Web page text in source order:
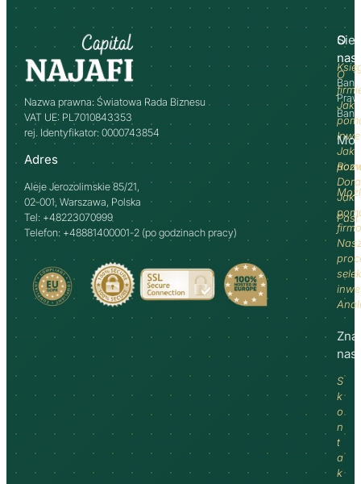
Nazwa prawna: Światowa Rada Biznesu
VAT UE: PL7010843353
rej. Identyfikator: 0000743854
Adres
Aleje Jerozolimskie 85/21,
02-001, Warszawa, Polska
Tel: +48223070999
Telefon: +48881400001-2 (po godzinach pracy)
O
nas
O
Jak
Jak
Jak
nas
S
k
o
n
t
a
k